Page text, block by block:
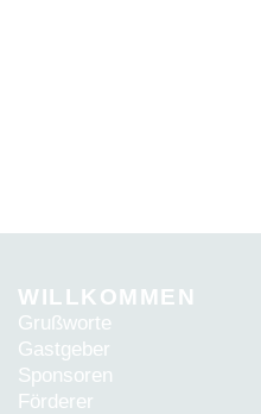
WILLKOMMEN
Grußworte
Gastgeber
Sponsoren
Förderer